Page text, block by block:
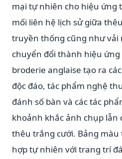
mại tự nhiên cho hiệu ứng
mối liên hệ lịch sử giữa
truyền thống cũng như vải
chuyển đổi thành hiệu
broderie anglaise tạo ra
độc đáo, tác phẩm nghệ
đánh số bàn và các tác
khoảnh khắc ảnh chụp lẫn
thêu trắng cưới. Bảng màu
hợp tự nhiên với trang trí